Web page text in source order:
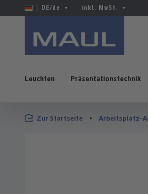
Hauptinhalt springen
Zur Suche springen
Zur Hauptnavigation springen
DE/de inkl. MwSt.
Leuchten Präsentationstechnik
Zur Startseite Arbeitsplatz-